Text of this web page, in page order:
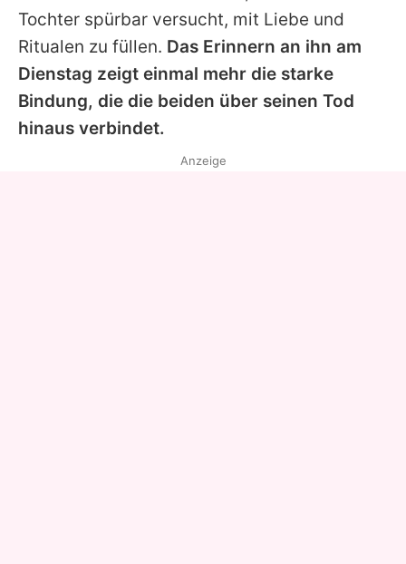
Tochter spürbar versucht, mit Liebe und
Ritualen zu füllen. Das Erinnern an ihn am
Dienstag zeigt einmal mehr die starke
Bindung, die die beiden über seinen Tod
hinaus verbindet.
Anzeige